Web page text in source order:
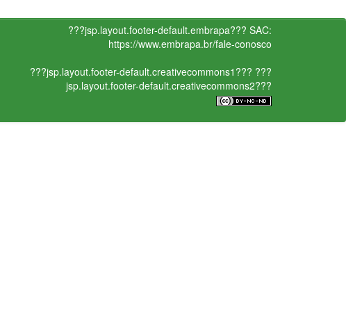
???jsp.layout.footer-default.embrapa??? SAC:
https://www.embrapa.br/fale-conosco
???jsp.layout.footer-default.creativecommons1??? ???
jsp.layout.footer-default.creativecommons2???